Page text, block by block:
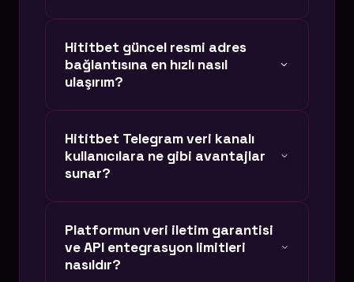
(phishing) korunmak için, lisanslı ve
kriptografik doğrulama sağlayan orijinal
bağlantıları kullanmak hesabınızın
arama sonuçları, verilerinizi çalmayı
hedefleyen sahte sitelere yönlendirebilir.
Hititbet güncel resmi adres
bağlantısına en hızlı nasıl
ulaşırım?
DNS güncellemeleri ile çalışır. Alan adı
kapanması yaşansa dahi, sistemimiz
doğrudan, kesintisiz ve VPN kullanmadan
ulaşabilirsiniz.
Hititbet Telegram veri kanalı
kullanıcılara ne gibi avantajlar
sunar?
güncel adres duyuruları yapılmaz. Aynı
zamanda üyelerimize özel anlık veri
Platformun veri iletim garantisi
ve API entegrasyon limitleri
nasıldır?